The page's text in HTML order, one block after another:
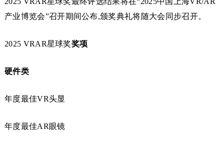
产业博览会”召开期间公布,颁奖典礼将随大会同步召开。
2025 VRAR星球奖奖项
硬件类
年度最佳VR头显
年度最佳AR眼镜